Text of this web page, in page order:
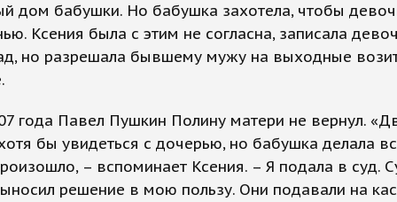
дом бабушки. Но бабушка захотела, чтобы
Ксения была с этим не согласна, записала
но разрешала бывшему мужу на выходные
года Павел Пушкин Полину матери не вернул.
бы увидеться с дочерью, но бабушка делала
– вспоминает Ксения. – Я подала в суд.
решение в мою пользу. Они подавали на